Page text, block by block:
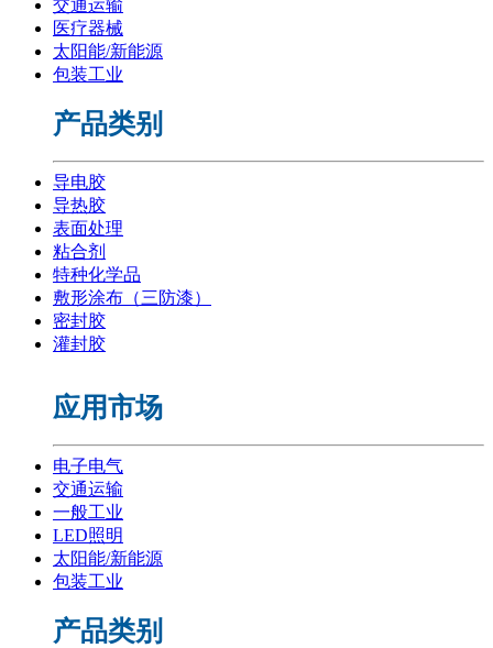
交通运输
医疗器械
太阳能/新能源
包装工业
产品类别
导电胶
导热胶
表面处理
粘合剂
特种化学品
敷形涂布（三防漆）
密封胶
灌封胶
应用市场
电子电气
交通运输
一般工业
LED照明
太阳能/新能源
包装工业
产品类别